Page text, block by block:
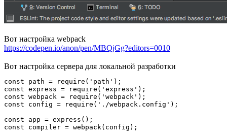
Вот настройка webpack
https://codepen.io/anon/pen/MBQjGg?editors=0010
Вот настройка сервера для локальной разработки
const path = require('path');
const express = require('express');
const webpack = require('webpack');
const config = require('./webpack.config');
const app = express();
const compiler = webpack(config);